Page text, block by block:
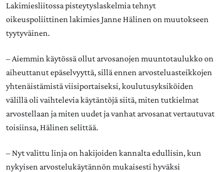
Lakimiesliitossa pisteytyslaskelmia tehnyt
oikeuspoliittinen lakimies Janne Hälinen on muutokseen
tyytyväinen.
– Aiemmin käytössä ollut arvosanojen muuntotaulukko on
aiheuttanut epäselvyyttä, sillä ennen arvosteluasteikkojen
yhtenäistämistä viisiportaiseksi, koulutusyksiköiden
välillä oli vaihtelevia käytäntöjä siitä, miten tutkielmat
arvostellaan ja miten uudet ja vanhat arvosanat vertautuvat
toisiinsa, Hälinen selittää.
– Nyt valittu linja on hakijoiden kannalta edullisin, kun
nykyisen arvostelukäytännön mukaisesti hyväksi